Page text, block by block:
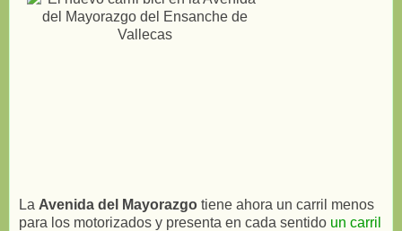
La Avenida del Mayorazgo tiene ahora un carril menos
para los motorizados y presenta en cada sentido un carril